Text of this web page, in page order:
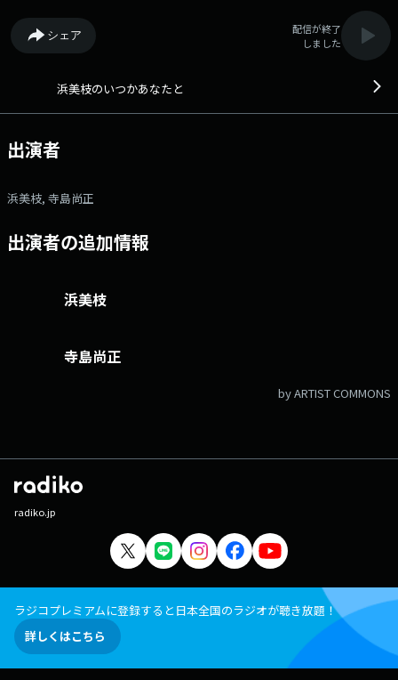
特産品をご紹介。 毎週、特産品のプレゼントもあります！ 文化放
送公式X（旧Twitter）アカウントは「@joqrpr」 文化放送公式X（旧
Twitter）ハッシュタグは「#文化放送」 文化放送公式facebookページ
「@joqr_916」
シェア
配信が終了
しました
浜美枝のいつかあなたと
出演者
浜美枝, 寺島尚正
出演者の追加情報
浜美枝
寺島尚正
by ARTIST COMMONS
radiko.jp
ラジコプレミアムに登録すると日本全国のラジオが聴き放題！
詳しくはこちら